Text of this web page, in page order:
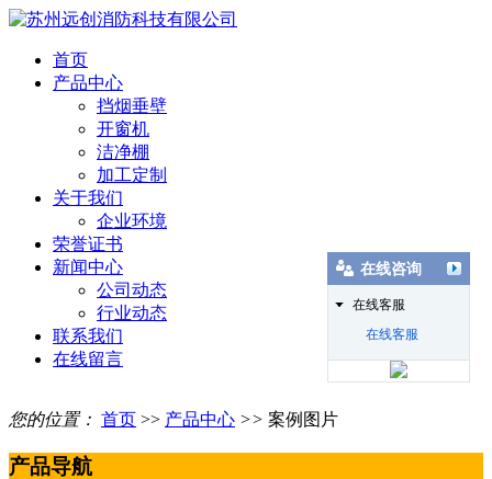
首页
产品中心
挡烟垂壁
开窗机
洁净棚
加工定制
关于我们
企业环境
荣誉证书
新闻中心
公司动态
行业动态
联系我们
在线留言
您的位置： 首页 >> 产品中心 >> 案例图片
产品导航
在线咨询
在线客服
在线客服